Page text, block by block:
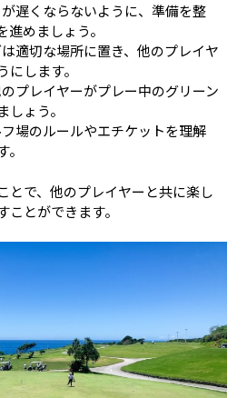
遅くならないように、準備を整
めましょう。
適切な場所に置き、他のプレイヤ
します。
のプレイヤーがプレー中のグリーン
ょう。
フ場のルールやエチケットを理解
とで、他のプレイヤーと共に楽し
とができます。